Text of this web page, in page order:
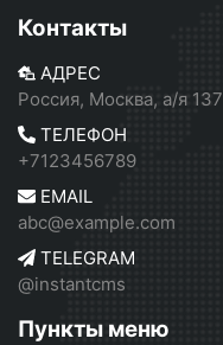
Контакты
АДРЕС
Россия, Москва, а/я 137
ТЕЛЕФОН
+7123456789
EMAIL
abc@example.com
TELEGRAM
@instantcms
Пункты меню